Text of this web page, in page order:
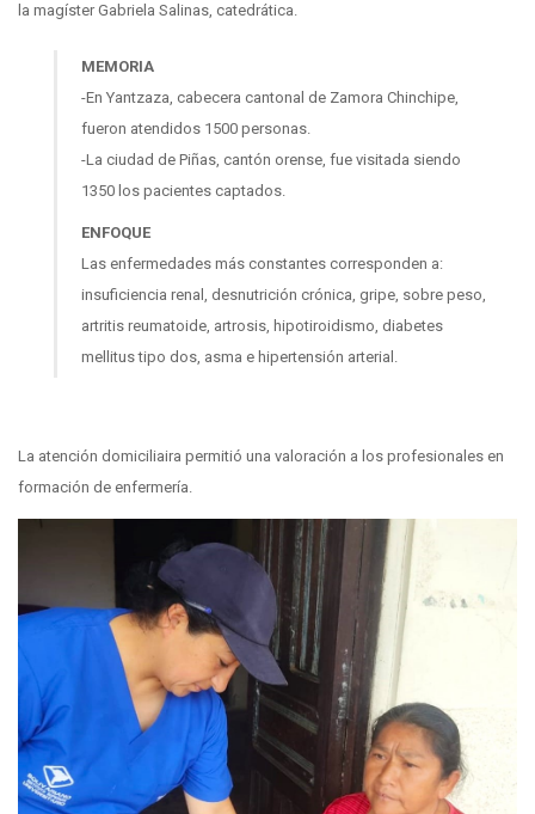
la magíster Gabriela Salinas, catedrática.
MEMORIA
-En Yantzaza, cabecera cantonal de Zamora Chinchipe,
fueron atendidos 1500 personas.
-La ciudad de Piñas, cantón orense, fue visitada siendo
1350 los pacientes captados.
ENFOQUE
Las enfermedades más constantes corresponden a:
insuficiencia renal, desnutrición crónica, gripe, sobre peso,
artritis reumatoide, artrosis, hipotiroidismo, diabetes
mellitus tipo dos, asma e hipertensión arterial.
La atención domiciliaira permitió una valoración a los profesionales en
formación de enfermería.